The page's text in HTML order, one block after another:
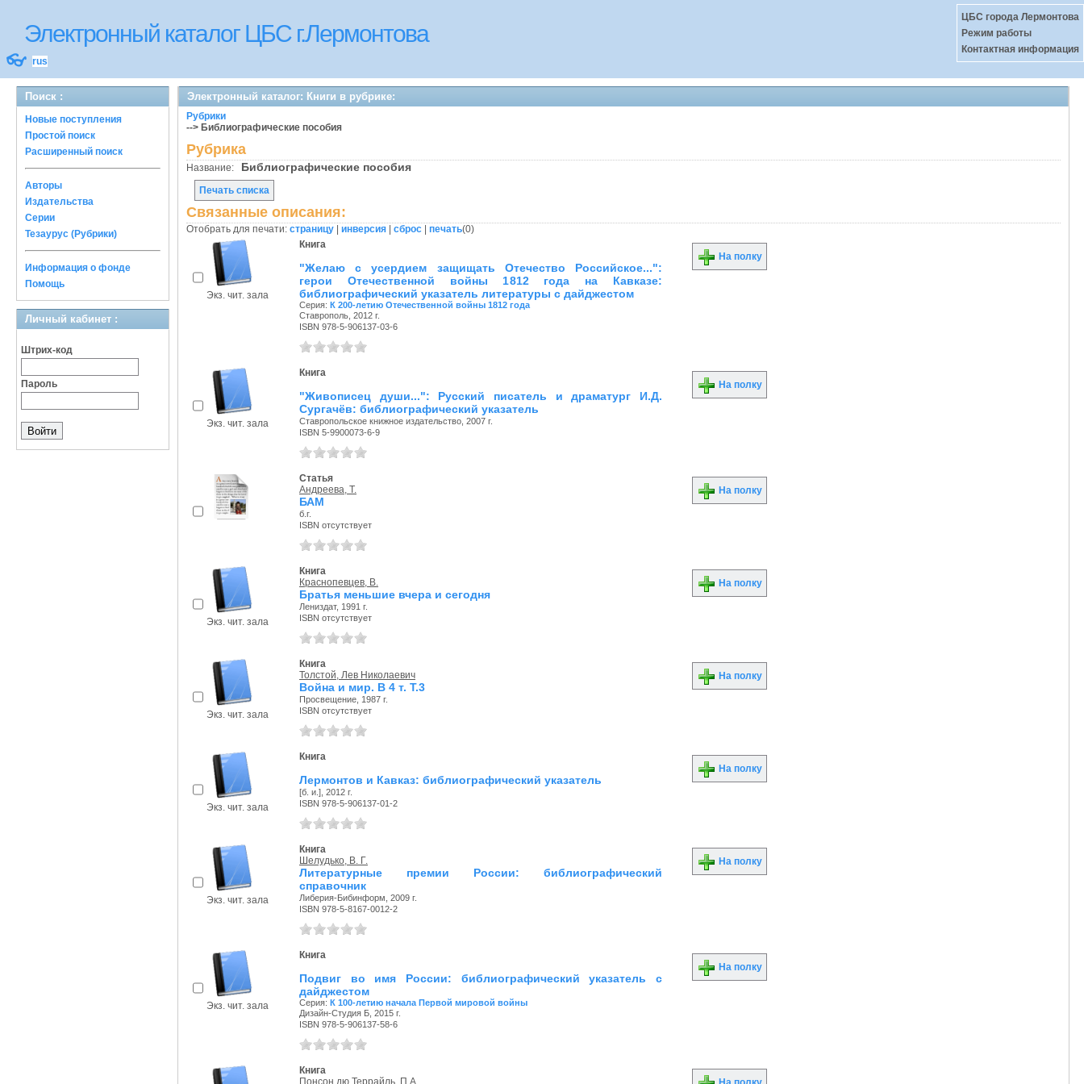
Электронный каталог ЦБС г.Лермонтова
👓 rus
ЦБС города Лермонтова
Режим работы
Контактная информация
Поиск :
Новые поступления
Простой поиск
Расширенный поиск
Авторы
Издательства
Серии
Тезаурус (Рубрики)
Информация о фонде
Помощь
Личный кабинет :
Штрих-код
Пароль
Электронный каталог: Книги в рубрике:
Рубрики
--> Библиографические пособия
Рубрика
Название: Библиографические пособия
Печать списка
Связанные описания:
Отобрать для печати: страницу инверсия сброс печать(0)
Экз. чит. зала
Книга
"Желаю с усердием защищать Отечество Российское...":
герои Отечественной войны 1812 года на Кавказе:
библиографический указатель литературы с дайджестом
Серия: К 200-летию Отечественной войны 1812 года
Ставрополь, 2012 г.
ISBN 978-5-906137-03-6
На полку
Экз. чит. зала
Книга
"Живописец души...": Русский писатель и драматург И.Д.
Сургачёв: библиографический указатель
Ставропольское книжное издательство, 2007 г.
ISBN 5-9900073-6-9
На полку
Статья
Андреева, Т.
БАМ
б.г.
ISBN отсутствует
На полку
Экз. чит. зала
Книга
Краснопевцев, В.
Братья меньшие вчера и сегодня
Лениздат, 1991 г.
ISBN отсутствует
На полку
Экз. чит. зала
Книга
Толстой, Лев Николаевич
Война и мир. В 4 т. Т.3
Просвещение, 1987 г.
ISBN отсутствует
На полку
Экз. чит. зала
Книга
Лермонтов и Кавказ: библиографический указатель
[б. и.], 2012 г.
ISBN 978-5-906137-01-2
На полку
Экз. чит. зала
Книга
Шелудько, В. Г.
Литературные премии России: библиографический
справочник
Либерия-Бибинформ, 2009 г.
ISBN 978-5-8167-0012-2
На полку
Экз. чит. зала
Книга
Подвиг во имя России: библиографический указатель с
дайджестом
Серия: К 100-летию начала Первой мировой войны
Дизайн-Студия Б, 2015 г.
ISBN 978-5-906137-58-6
На полку
Книга
Понсон дю Террайль, П.А.